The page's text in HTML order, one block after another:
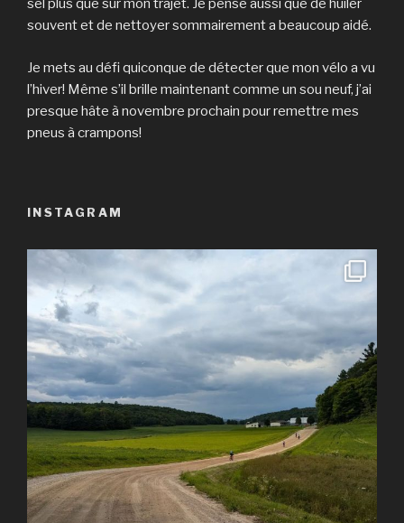
sel plus que sur mon trajet. Je pense aussi que de huiler
souvent et de nettoyer sommairement a beaucoup aidé.
Je mets au défi quiconque de détecter que mon vélo a vu
l’hiver! Même s’il brille maintenant comme un sou neuf, j’ai
presque hâte à novembre prochain pour remettre mes
pneus à crampons!
INSTAGRAM